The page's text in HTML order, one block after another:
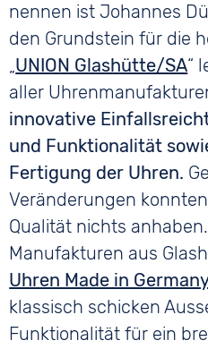
nennen ist Johannes
den Grundstein für die
„UNION Glashütte/SA“
aller
innovative
und Funktionalität
Fertigung der Uhren.
Veränderungen
Qualität nichts
Manufakturen aus
Uhren Made in
klassisch schicken
Funktionalität für ein